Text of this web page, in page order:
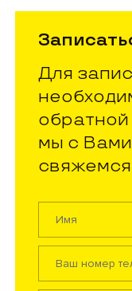
Для
обратной
мы с
свяжемся